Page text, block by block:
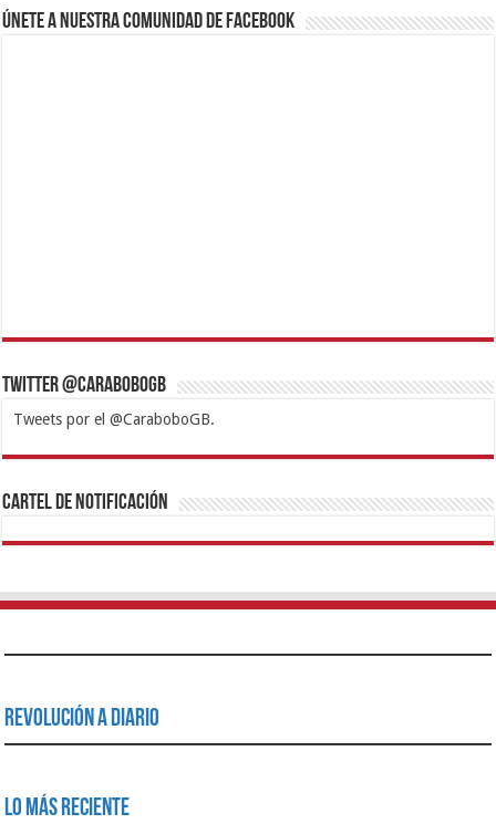
Únete a nuestra comunidad de Facebook
Twitter @CaraboboGB
Tweets por el @CaraboboGB.
1xbetBetturkeyBetistKralbetSupertotobetTipobetMatadorbetMariobet
https://mvbcasino.com/
Cartel de Notificación
Revolución a Diario
Lo Más Reciente